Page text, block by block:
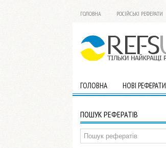
ГОЛОВНА РОСІЙСЬКІ РЕФЕРАТИ
ГОЛОВНА НОВІ РЕФЕРАТИ
ПОШУК РЕФЕРАТІВ